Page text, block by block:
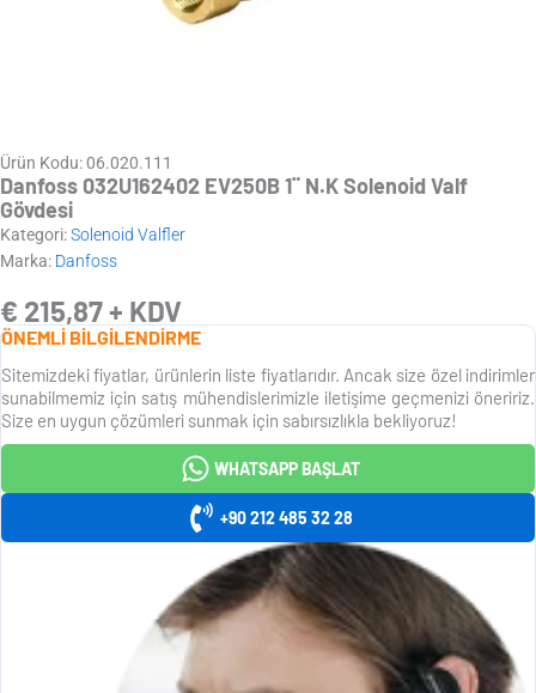
Ürün Kodu: 06.020.111
Danfoss 032U162402 EV250B 1¨ N.K Solenoid Valf
Gövdesi
Kategori:Solenoid Valfler
Marka: Danfoss
€ 215,87+ KDV
ÖNEMLİ BİLGİLENDİRME
Sitemizdeki fiyatlar, ürünlerin liste fiyatlarıdır. Ancak size özel indirimler
sunabilmemiz için satış mühendislerimizle iletişime geçmenizi öneririz.
Size en uygun çözümleri sunmak için sabırsızlıkla bekliyoruz!
WHATSAPP BAŞLAT
+90 212 485 32 28